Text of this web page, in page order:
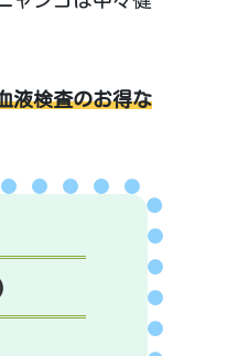
液検査のお得な